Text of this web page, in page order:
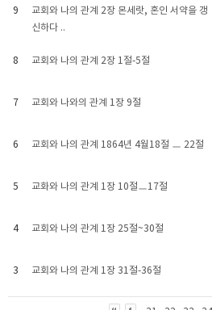
9
교회와 나의 관계 2장 몬세랏, 혼인 서약을 갱
신하다 ..
8 교회와 나의 관계 2장 1절-5절
7 교회와 나와의 관계 1장 9절
6 교회와 나의 관계 1864년 4월18절 ㅡ 22절
5 교화와 나의 관계 1장 10절ㅡ17절
4 교회와 나의 관계 1장 25절~30절
3 교회와 나의 관계 1장 31절-36절